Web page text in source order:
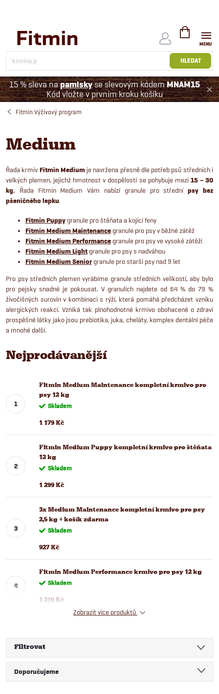
HLEDAT
NÁKUPNÍ
KOŠÍK
15 % sleva napamlskyse slevovým kódemMNAM15
Kód vložte v prvním kroku košíku
Fitmin Výživový program
Medium
Řada krmiv Fitmin Mediumje navržena přesně dle potřeb psů středních i
velkých plemen, jejichž hmotnost v dospělosti se pohybuje mezi 15 – 30
kg. Řada Fitmin Medium Vám nabízí granule pro střednípsy bez
pšeničného lepku.
Fitmin Puppy granule pro štěňata a kojící feny
Fitmin Medium Maintenance granule pro psy v běžné zátěž
Fitmin Medium Performance granule pro psy ve vysoké zátěži
Fitmin Medium Light granule pro psy s nadváhou
Fitmin Medium Seniorgranule pro starší psy nad 9 let
Pro psy středních plemen vyrábíme granule středních velikostí, aby bylo
pro pejsky snadné je pokousat. V granulích najdete od 64 % do 79 %
živočišných surovin v kombinaci s rýží, která pomáhá předcházet vzniku
alergických reakcí. Vzniká tak plnohodnotné krmivo obohacené o zdraví
prospěšné látky jako jsou prebiotika, juka, cheláty, komplex dentální péče
a mnohé další.
Nejprodávanější
Fitmin Medium Maintenance kompletní krmivo pro
psy 12 kg
Skladem
1 179 Kč
Fitmin Medium Puppy kompletní krmivo pro štěňata
12 kg
Skladem
1 299 Kč
3x Medium Maintenance kompletní krmivo pro psy
2,5 kg + košík zdarma
Skladem
927 Kč
Fitmin Medium Performance krmivo pro psy 12 kg
Skladem
1 219 Kč
Zobrazit více produktů
Filtrovat
Ř
Doporučujeme